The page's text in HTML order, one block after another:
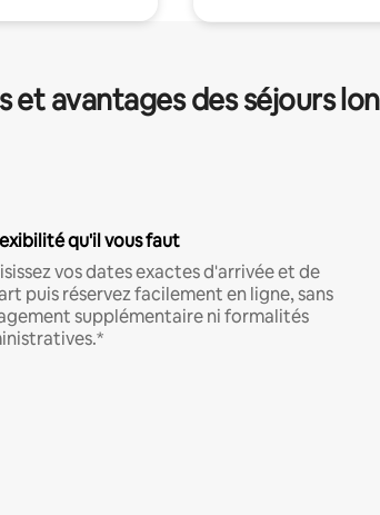
et avantages des séjours
qu'il vous faut
vos dates exactes d'arrivée et de
puis réservez facilement en ligne, sans
supplémentaire ni formalités